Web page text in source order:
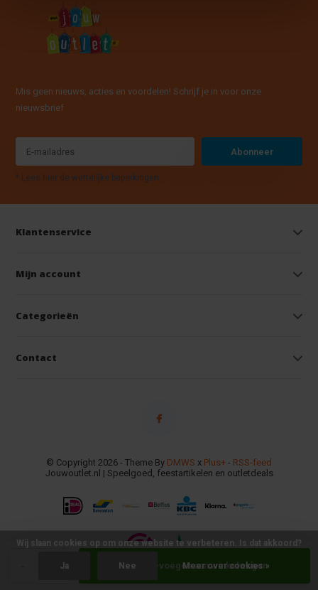
+ Toevoegen aan winkelwagen
Mis geen nieuws, acties en voordelen! Schrijf je in voor onze
nieuwsbrief
Abonneer
* Lees hier de wettelijke beperkingen
Klantenservice
Mijn account
Categorieën
Contact
© Copyright 2026 - Theme By DMWS x Plus+ - RSS-feed
Jouwoutlet.nl | Speelgoed, feestartikelen en outletdeals
Wij slaan cookies op om onze website te verbeteren. Is dat akkoord?
Ja Nee Meer over cookies »